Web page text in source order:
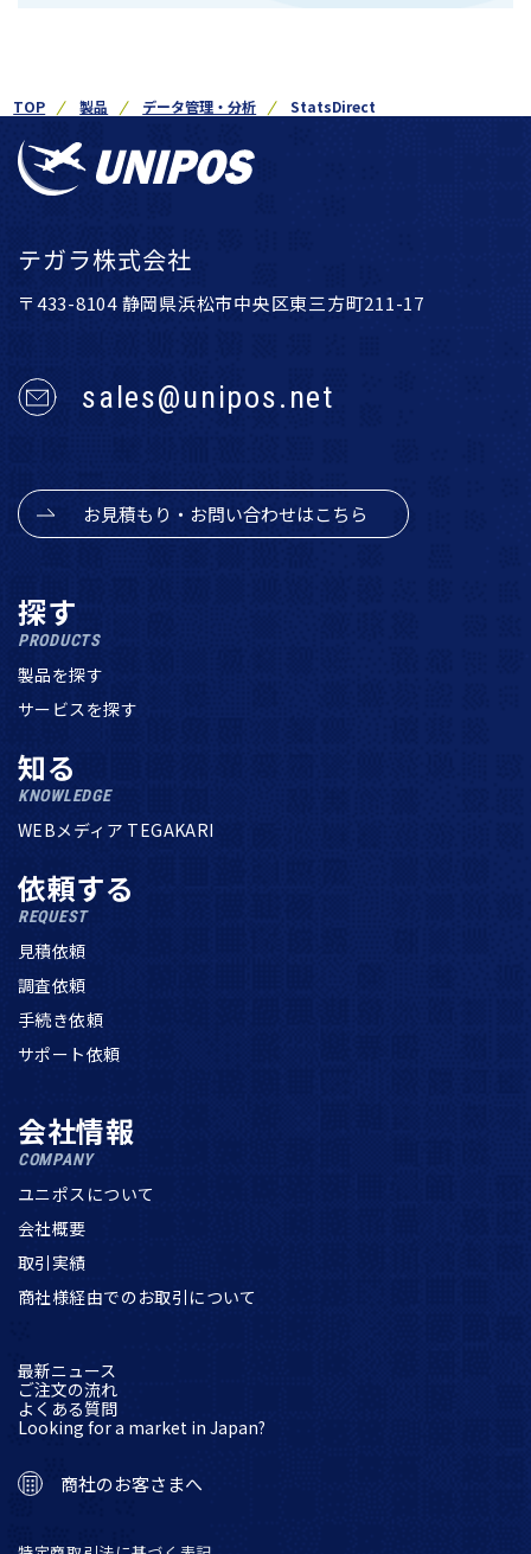
TOP 製品 データ管理・分析 StatsDirect
テガラ株式会社
〒433-8104 静岡県浜松市中央区東三方町211-17
sales@unipos.net
お見積もり・お問い合わせはこちら
探す
PRODUCTS
製品を探す
サービスを探す
知る
KNOWLEDGE
WEBメディア TEGAKARI
依頼する
REQUEST
見積依頼
調査依頼
手続き依頼
サポート依頼
会社情報
COMPANY
ユニポスについて
会社概要
取引実績
商社様経由でのお取引について
最新ニュース
ご注文の流れ
よくある質問
Looking for a market in Japan?
商社のお客さまへ